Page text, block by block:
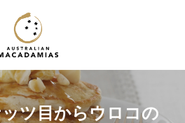
ツ目からウロコの